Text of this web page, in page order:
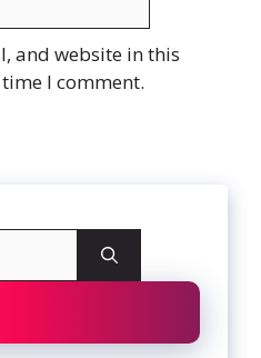
and website in this
I comment.